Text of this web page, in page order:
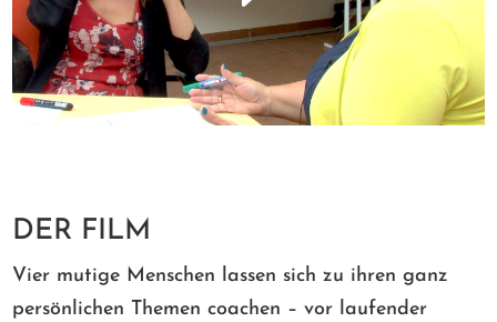
DER FILM
Vier mutige Menschen lassen sich zu ihren ganz
persönlichen Themen coachen – vor laufender